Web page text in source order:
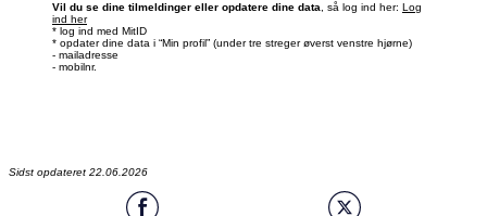
Vil du se dine tilmeldinger eller opdatere dine data , så log ind her: Log
ind her
* log ind med MitID
* opdater dine data i “Min profil” (under tre streger øverst venstre hjørne)
- mailadresse
- mobilnr.
Sidst opdateret 22.06.2026